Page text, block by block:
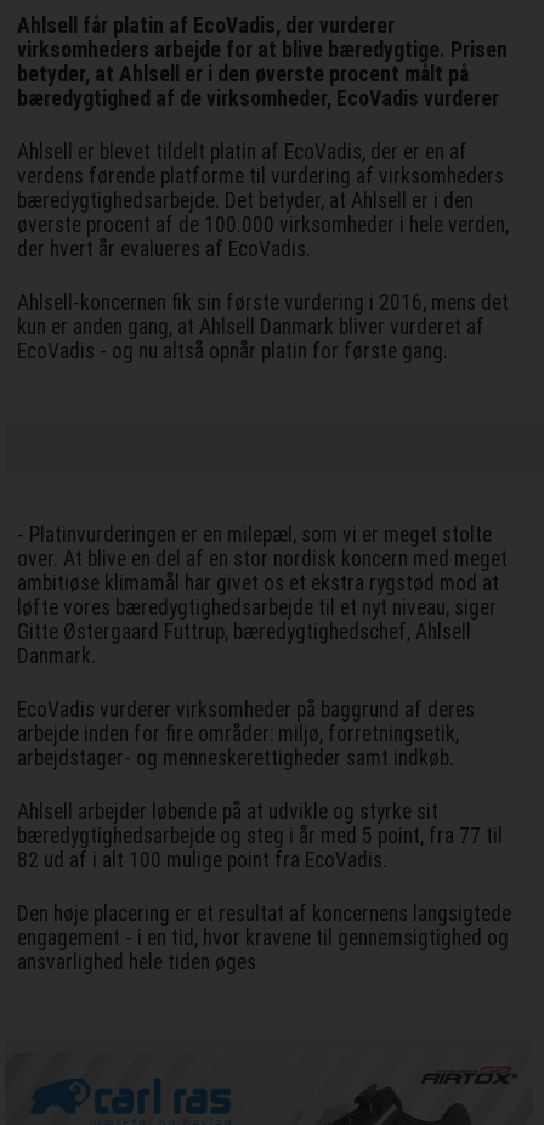
Ahlsell får platin af EcoVadis, der vurderer
virksomheders arbejde for at blive bæredygtige. Prisen
betyder, at Ahlsell er i den øverste procent målt på
bæredygtighed af de virksomheder, EcoVadis vurderer
Ahlsell er blevet tildelt platin af EcoVadis, der er en af
verdens førende platforme til vurdering af virksomheders
bæredygtighedsarbejde. Det betyder, at Ahlsell er i den
øverste procent af de 100.000 virksomheder i hele verden,
der hvert år evalueres af EcoVadis.
Ahlsell-koncernen fik sin første vurdering i 2016, mens det
kun er anden gang, at Ahlsell Danmark bliver vurderet af
EcoVadis - og nu altså opnår platin for første gang.
- Platinvurderingen er en milepæl, som vi er meget stolte
over. At blive en del af en stor nordisk koncern med meget
ambitiøse klimamål har givet os et ekstra rygstød mod at
løfte vores bæredygtighedsarbejde til et nyt niveau, siger
Gitte Østergaard Futtrup, bæredygtighedschef, Ahlsell
Danmark.
EcoVadis vurderer virksomheder på baggrund af deres
arbejde inden for fire områder: miljø, forretningsetik,
arbejdstager- og menneskerettigheder samt indkøb.
Ahlsell arbejder løbende på at udvikle og styrke sit
bæredygtighedsarbejde og steg i år med 5 point, fra 77 til
82 ud af i alt 100 mulige point fra EcoVadis.
Den høje placering er et resultat af koncernens langsigtede
engagement - i en tid, hvor kravene til gennemsigtighed og
ansvarlighed hele tiden øges